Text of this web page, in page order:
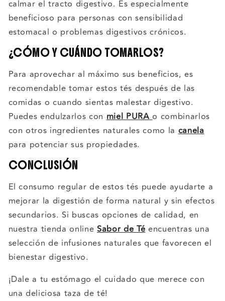
calmar el tracto digestivo. Es especialmente
beneficioso para personas con sensibilidad
estomacal o problemas digestivos crónicos.
¿CÓMO Y CUÁNDO TOMARLOS?
Para aprovechar al máximo sus beneficios, es
recomendable tomar estos tés después de las
comidas o cuando sientas malestar digestivo.
Puedes endulzarlos conmiel PURA o combinarlos
con otros ingredientes naturales como lacanela
para potenciar sus propiedades.
CONCLUSIÓN
El consumo regular de estos tés puede ayudarte a
mejorar la digestión de forma natural y sin efectos
secundarios. Si buscas opciones de calidad, en
nuestra tienda onlineSabor de Téencuentras una
selección de infusiones naturales que favorecen el
bienestar digestivo.
¡Dale a tu estómago el cuidado que merece con
una deliciosa taza de té!